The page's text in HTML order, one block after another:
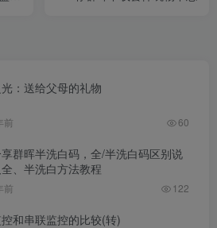
：送给父母的礼物
前 60
群晖半洗白码，全/半洗白码区别说
、半洗白方法教程
前 122
和串联监控的比较(转)